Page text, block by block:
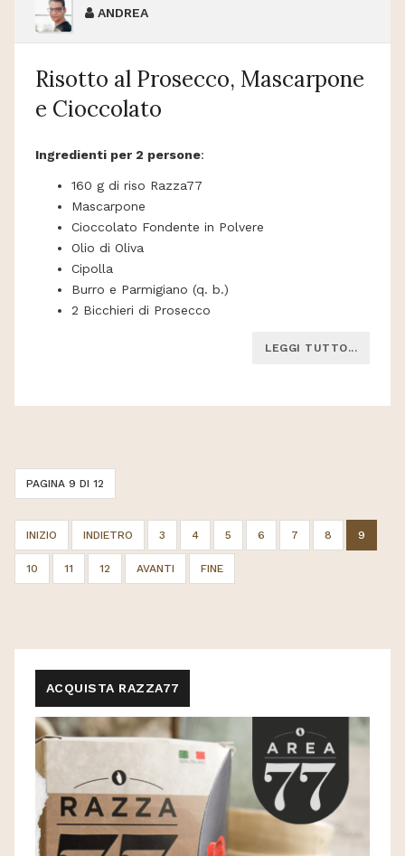
ANDREA
Risotto al Prosecco, Mascarpone
e Cioccolato
Ingredienti per 2 persone:
160 g di riso Razza77
Mascarpone
Cioccolato Fondente in Polvere
Olio di Oliva
Cipolla
Burro e Parmigiano (q. b.)
2 Bicchieri di Prosecco
LEGGI TUTTO...
PAGINA 9 DI 12
INIZIO INDIETRO 3 4 5 6 7 8 9
10 11 12 AVANTI FINE
ACQUISTA RAZZA77